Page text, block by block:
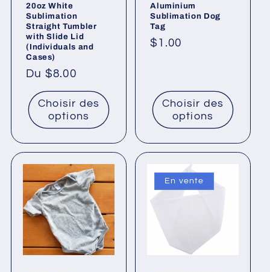
20oz White
Sublimation
Straight Tumbler
with Slide Lid
(Individuals and
Cases)
Prix
habituel
Du $8.00
Choisir des
options
Aluminium
Sublimation Dog
Tag
Prix
$1.00
Choisir des
options
En vente